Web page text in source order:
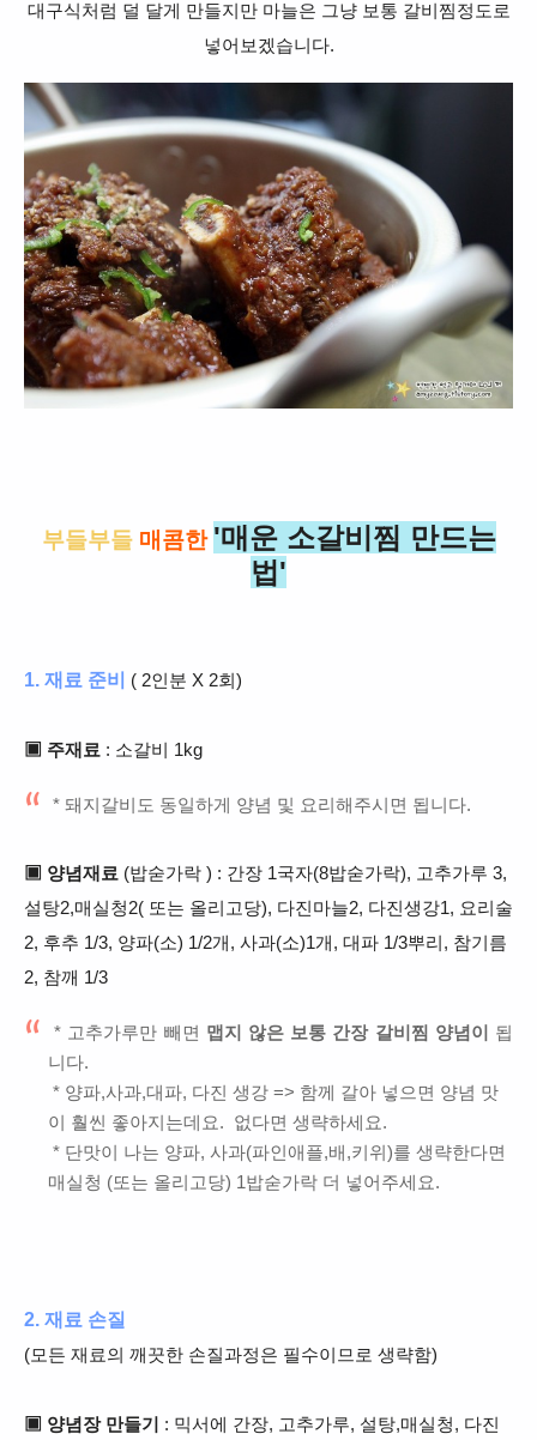
대구식처럼 덜 달게 만들지만 마늘은 그냥 보통 갈비찜정도로
넣어보겠습니다.
부들부들매콤한 '매운 소갈비찜 만드는
법'
1. 재료 준비 ( 2인분 X 2회)
▣ 주재료 : 소갈비 1kg
* 돼지갈비도 동일하게 양념 및 요리해주시면 됩니다.
▣ 양념재료 (밥숟가락 ) : 간장 1국자(8밥숟가락), 고추가루 3,
설탕2,매실청2( 또는 올리고당), 다진마늘2, 다진생강1, 요리술
2, 후추 1/3, 양파(소) 1/2개, 사과(소)1개, 대파 1/3뿌리, 참기름
2, 참깨 1/3
* 고추가루만 빼면 맵지 않은 보통 간장 갈비찜 양념이 됩
니다.
* 양파,사과,대파, 다진 생강 => 함께 갈아 넣으면 양념 맛
이 훨씬 좋아지는데요.
없다면 생략하세요.
* 단맛이 나는 양파, 사과(파인애플,배,키위)를 생략한다면
매실청 (또는 올리고당) 1밥숟가락 더 넣어주세요.
2. 재료 손질
(모든 재료의 깨끗한 손질과정은 필수이므로 생략함)
▣ 양념장 만들기 : 믹서에 간장, 고추가루, 설탕,매실청, 다진